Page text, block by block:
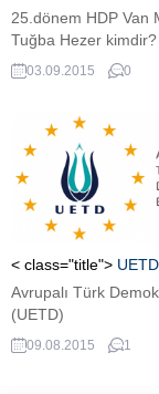
25.dönem HDP Van
Tuğba Hezer kimdir?
03.09.2015 0
< class="title">
Avrupalı Türk
(UETD)
09.08.2015 1